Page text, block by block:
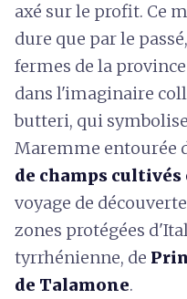
axé sur le profit. Ce
dure que par le
fermes de la
dans l'imaginaire
butteri, qui
Maremme entourée
de champs
voyage de
zones protégées
tyrrhénienne, de
de Talamone.